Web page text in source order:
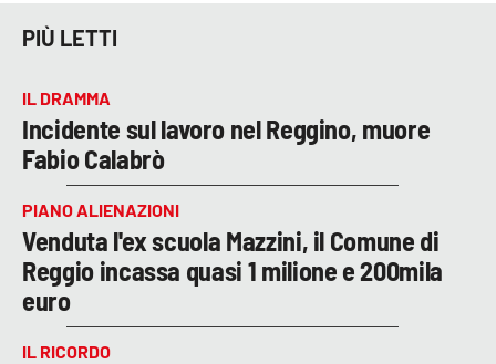
PIÙ LETTI
IL DRAMMA
Incidente sul lavoro nel Reggino, muore
Fabio Calabrò
PIANO ALIENAZIONI
Venduta l'ex scuola Mazzini, il Comune di
Reggio incassa quasi 1 milione e 200mila
euro
IL RICORDO